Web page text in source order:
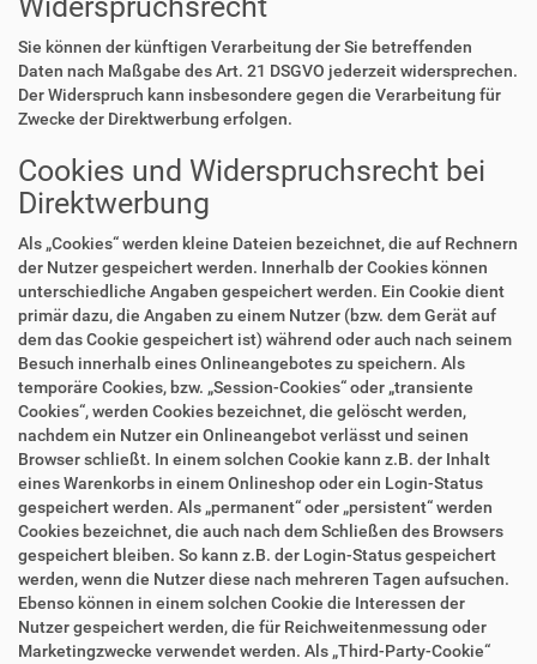
Sie können der künftigen Verarbeitung der Sie betreffenden
Daten nach Maßgabe des Art. 21 DSGVO jederzeit widersprechen.
Der Widerspruch kann insbesondere gegen die Verarbeitung für
Zwecke der Direktwerbung erfolgen.
Cookies und Widerspruchsrecht bei
Direktwerbung
Als „Cookies“ werden kleine Dateien bezeichnet, die auf Rechnern
der Nutzer gespeichert werden. Innerhalb der Cookies können
unterschiedliche Angaben gespeichert werden. Ein Cookie dient
primär dazu, die Angaben zu einem Nutzer (bzw. dem Gerät auf
dem das Cookie gespeichert ist) während oder auch nach seinem
Besuch innerhalb eines Onlineangebotes zu speichern. Als
temporäre Cookies, bzw. „Session-Cookies“ oder „transiente
Cookies“, werden Cookies bezeichnet, die gelöscht werden,
nachdem ein Nutzer ein Onlineangebot verlässt und seinen
Browser schließt. In einem solchen Cookie kann z.B. der Inhalt
eines Warenkorbs in einem Onlineshop oder ein Login-Status
gespeichert werden. Als „permanent“ oder „persistent“ werden
Cookies bezeichnet, die auch nach dem Schließen des Browsers
gespeichert bleiben. So kann z.B. der Login-Status gespeichert
werden, wenn die Nutzer diese nach mehreren Tagen aufsuchen.
Ebenso können in einem solchen Cookie die Interessen der
Nutzer gespeichert werden, die für Reichweitenmessung oder
Marketingzwecke verwendet werden. Als „Third-Party-Cookie“